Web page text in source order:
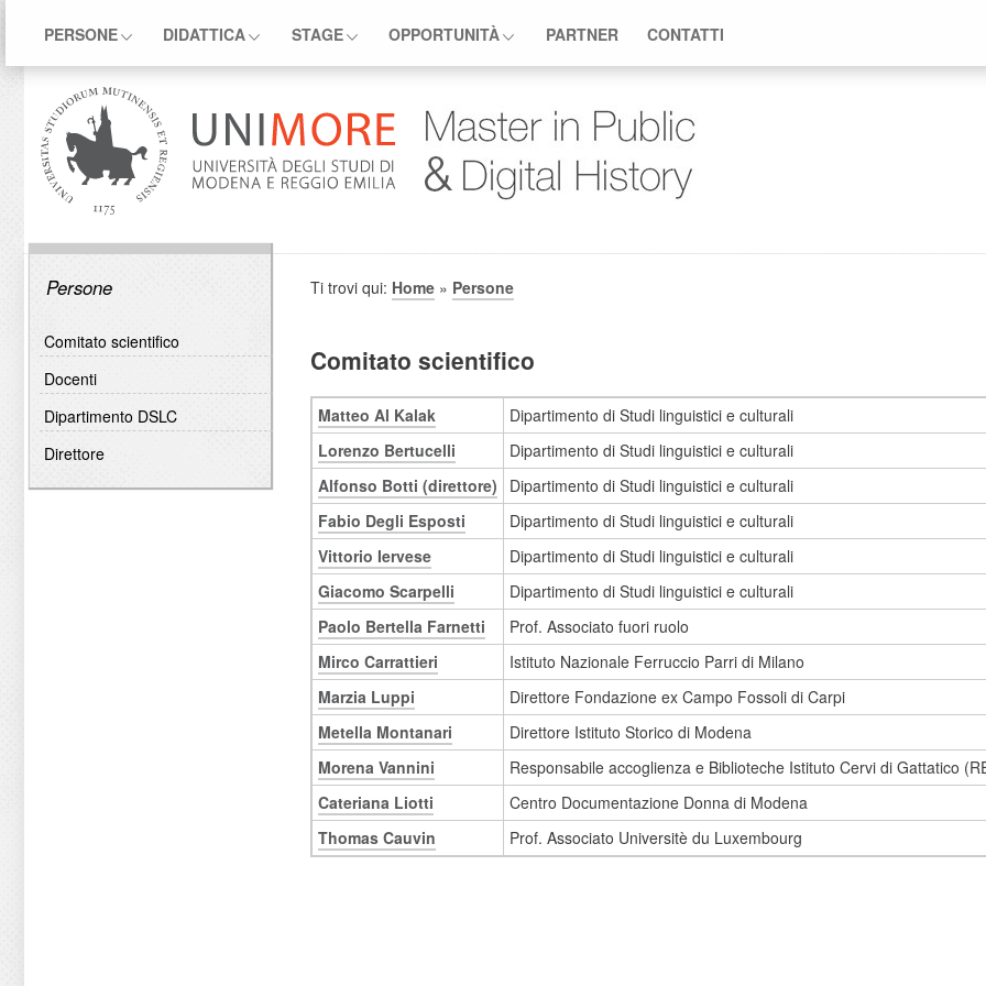
PERSONE DIDATTICA STAGE OPPORTUNITÀ PARTNER CONTATTI
Persone
Comitato scientifico
Docenti
Dipartimento DSLC
Direttore
Ti trovi qui: Home » Persone
Comitato scientifico
Matteo Al Kalak
Dipartimento di Studi linguistici e culturali
Lorenzo Bertucelli
Dipartimento di Studi linguistici e culturali
Alfonso Botti (direttore)
Dipartimento di Studi linguistici e culturali
Fabio Degli Esposti
Dipartimento di Studi linguistici e culturali
Vittorio Iervese
Dipartimento di Studi linguistici e culturali
Giacomo Scarpelli
Dipartimento di Studi linguistici e culturali
Paolo Bertella Farnetti
Prof. Associato fuori ruolo
Mirco Carrattieri
Istituto Nazionale Ferruccio Parri di Milano
Marzia Luppi
Direttore Fondazione ex Campo Fossoli di Carpi
Metella Montanari
Direttore Istituto Storico di Modena
Morena Vannini
Responsabile accoglienza e Biblioteche Istituto Cervi di Gattatico
Cateriana Liotti
Centro Documentazione Donna di Modena
Thomas Cauvin
Prof. Associato Universitè du Luxembourg